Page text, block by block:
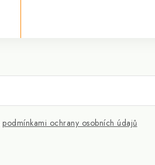
podmínkami ochrany osobních údajů